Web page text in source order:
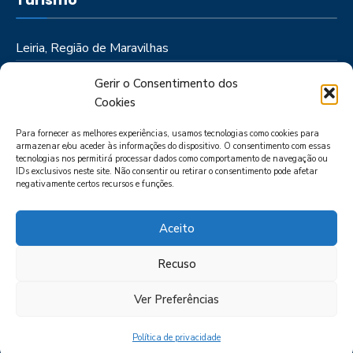
Gerir o Consentimento dos
Cookies
Para fornecer as melhores experiências, usamos tecnologias como cookies para
armazenar e/ou aceder às informações do dispositivo. O consentimento com essas
tecnologias nos permitirá processar dados como comportamento de navegação ou
IDs exclusivos neste site. Não consentir ou retirar o consentimento pode afetar
negativamente certos recursos e funções.
Aceito
Recuso
Ver Preferências
Política de privacidade
Leiria, Região de Maravilhas
Roteiros
POLÍTICA DE PRIVACIDADE
DAS DENÚNCIAS